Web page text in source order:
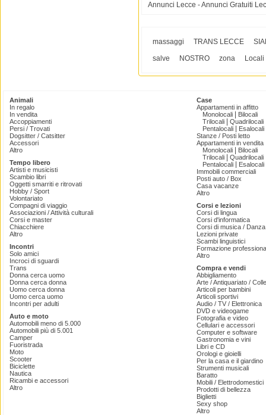
Annunci Lecce - Annunci Gratuiti
massaggi TRANS LECCE
salve
NOSTRO zona Locali
Animali
In regalo
In vendita
Accoppiamenti
Persi / Trovati
Dogsitter / Catsitter
Accessori
Altro
Tempo libero
Artisti e musicisti
Scambio libri
Oggetti smarriti e ritrovati
Hobby / Sport
Volontariato
Compagni di viaggio
Associazioni / Attività culturali
Corsi e master
Chiacchiere
Altro
Incontri
Solo amici
Incroci di sguardi
Trans
Donna cerca uomo
Donna cerca donna
Uomo cerca donna
Uomo cerca uomo
Incontri per adulti
Auto e moto
Automobili meno di 5.000
Automobili più di 5.001
Camper
Fuoristrada
Moto
Scooter
Biciclette
Nautica
Ricambi e accessori
Altro
Case
Appartamenti in affitto
Monolocali
Bilocali
Trilocali
Quadrilocali
Pentalocali
Esalocali
Stanze / Posti letto
Appartamenti in vendita
Monolocali
Bilocali
Trilocali
Quadrilocali
Pentalocali
Esalocali
Immobili commerciali
Posti auto / Box
Casa vacanze
Altro
Corsi e lezioni
Corsi di lingua
Corsi d'informatica
Corsi di musica /
Lezioni private
Scambi linguistici
Formazione
Altro
Compra e vendi
Abbigliamento
Arte / Antiquariato /
Articoli per bambini
Articoli sportivi
Audio / TV / Elettronica
DVD e videogame
Fotografia e video
Cellulari e accessori
Computer e software
Gastronomia e vini
Libri e CD
Orologi e gioielli
Per la casa e il giardino
Strumenti musicali
Baratto
Mobili / Elettrodomestici
Prodotti di bellezza
Biglietti
Sexy shop
Altro